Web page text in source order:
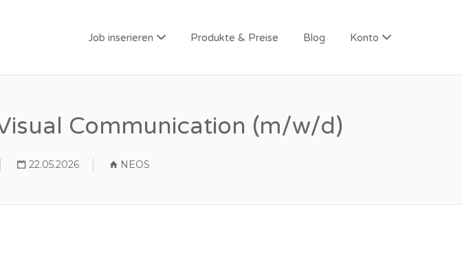
Job inserieren Produkte & Preise Blog Konto
Communication (m/w/d)
22.05.2026 NEOS